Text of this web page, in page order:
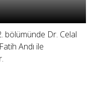
bölümünde Dr. Celal
Andı ile